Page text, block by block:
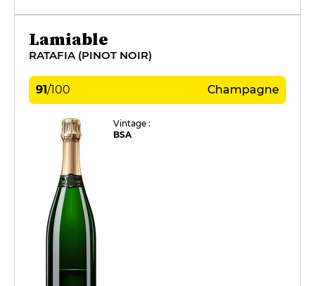
Lamiable
RATAFIA (PINOT NOIR)
91/100 Champagne
Vintage :
BSA